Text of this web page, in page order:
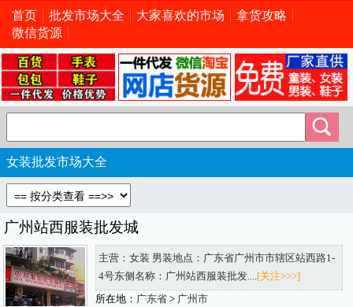
首页 批发市场大全 大家喜欢的市场
拿货攻略
微信货源
女装批发市场大全
广州站西服装批发城
主营：女装 男装地点：广东省广州市市辖区站西路1-
4号东侧名称：广州站西服装批发.... [关注>>>]
所在地： 广东省> 广州市